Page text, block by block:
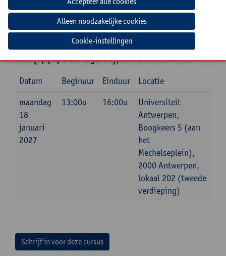
Mee te brengen door cursist
Een laptop en de methode die gebruikt wordt in de
klas (op papier of digitaal), een hoofdtelefoon.
Datum Beginuur Einduur
Locatie
maandag
18
januari
2027
13:00u 16:00u
Universiteit
Antwerpen,
Boogkeers 5 (aan
het
Mechelseplein),
2000 Antwerpen,
lokaal 202 (tweede
verdieping)
Schrijf in voor deze cursus
Cookie-instellingen